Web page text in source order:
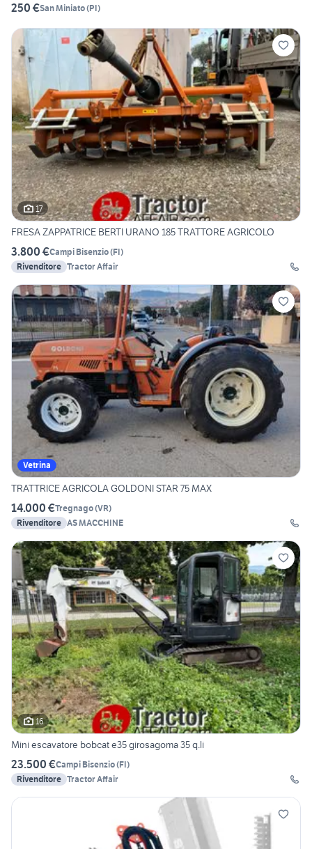
250 €San Miniato(PI)
17
FRESA ZAPPATRICE BERTI URANO 185 TRATTORE AGRICOLO
3.800 €Campi Bisenzio(FI)
Rivenditore Tractor Affair
Vetrina
TRATTRICE AGRICOLA GOLDONI STAR 75 MAX
14.000 €Tregnago(VR)
Rivenditore AS MACCHINE
16
Mini escavatore bobcat e35 girosagoma 35 q.li
23.500 €Campi Bisenzio(FI)
Rivenditore Tractor Affair